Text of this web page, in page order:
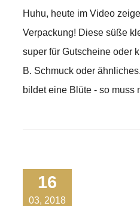
Huhu, heute im Video
Verpackung! Diese süße
super für Gutscheine oder
B. Schmuck oder
bildet eine Blüte - so muss
16
03, 2018